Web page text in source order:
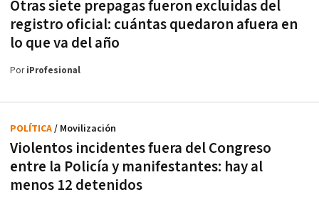
Otras siete prepagas fueron excluidas del
registro oficial: cuántas quedaron afuera en
lo que va del año
PoriProfesional
Violentos incidentes fuera del Congreso
entre la Policía y manifestantes: hay al
menos 12 detenidos
POLÍTICA/ Movilización